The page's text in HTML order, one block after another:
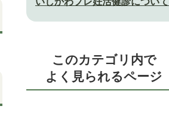
このカテゴリ内で
よく見られるページ